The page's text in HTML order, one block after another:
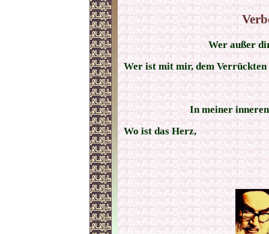
Wer außer
Wer ist mit mir, dem Verrückten
In meiner
Wo ist das Herz,